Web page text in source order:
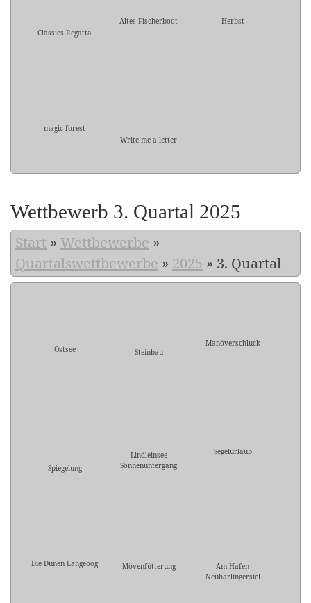
Classics Regatta
Altes Fischerboot Herbst
magic forest
Write me a letter
Wettbewerb 3. Quartal 2025
Start » Wettbewerbe »
Quartalswettbewerbe » 2025 » 3. Quartal
Ostsee Steinbau
Manöverschluck
Spiegelung
Lindleinsee
Sonnenuntergang
Segelurlaub
Die Dünen Langeoog Mövenfütterung
Am Hafen
Neuharlingersiel